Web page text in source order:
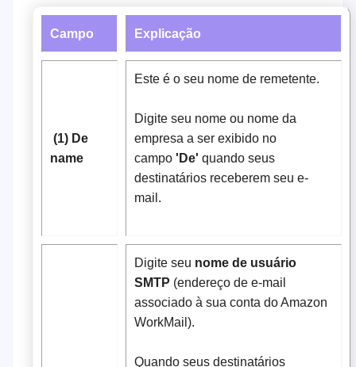
Campo Explicação
(1) De
name
Este é o seu nome de remetente.
Digite seu nome ou nome da
empresa a ser exibido no
campo 'De' quando seus
destinatários receberem seu e-
mail.
Digite seu nome de usuário
SMTP (endereço de e-mail
associado à sua conta do Amazon
WorkMail).
Quando seus destinatários